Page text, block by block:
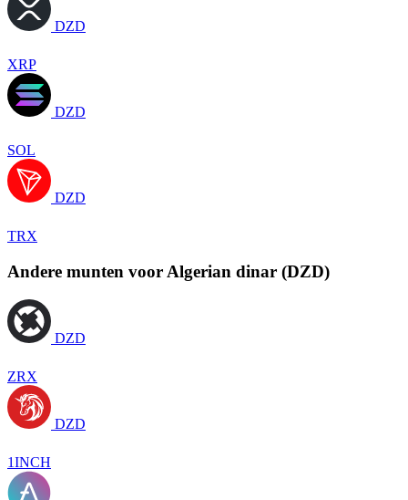
DZD
XRP
DZD
SOL
DZD
TRX
Andere munten voor Algerian dinar (DZD)
DZD
ZRX
DZD
1INCH